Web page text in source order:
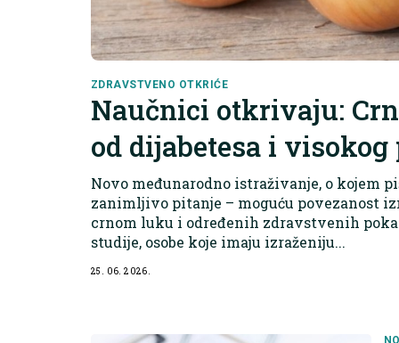
ZDRAVSTVENO OTKRIĆE
Naučnici otkrivaju:
od dijabetesa i
Novo međunarodno istraživanje, o kojem
zanimljivo pitanje – moguću povezanost
crnom luku i određenih zdravstvenih
studije, osobe koje imaju izraženiju...
25. 06. 2026.